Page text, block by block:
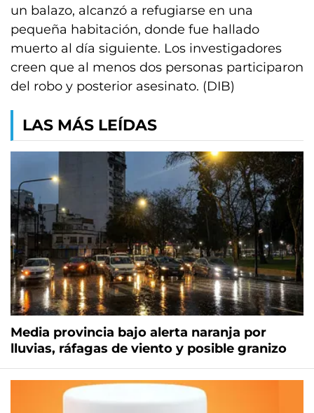
un balazo, alcanzó a refugiarse en una
pequeña habitación, donde fue hallado
muerto al día siguiente. Los investigadores
creen que al menos dos personas participaron
del robo y posterior asesinato. (DIB)
LAS MÁS LEÍDAS
Media provincia bajo alerta naranja por
lluvias, ráfagas de viento y posible granizo